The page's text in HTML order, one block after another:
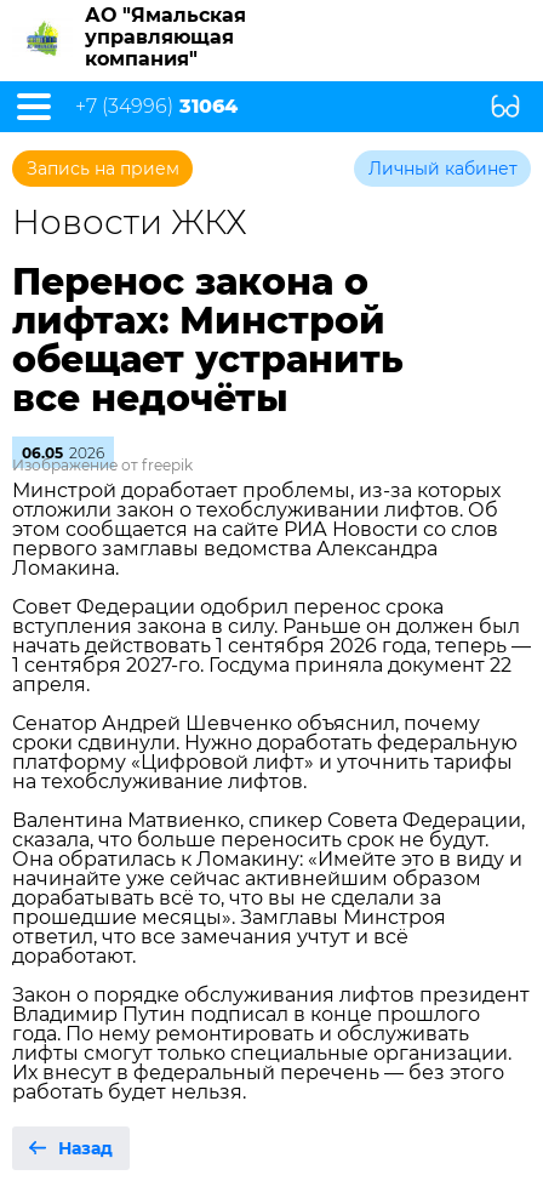
АО "Ямальская
управляющая
компания"
+7 (34996) 31064
Запись на прием Личный кабинет
Новости ЖКХ
Перенос закона о
лифтах: Минстрой
обещает устранить
все недочёты
06.05 2026
Изображение от freepik
Минстрой доработает проблемы, из‑за которых
отложили закон о техобслуживании лифтов. Об
этом сообщается на сайте РИА Новости со слов
первого замглавы ведомства Александра
Ломакина.
Совет Федерации одобрил перенос срока
вступления закона в силу. Раньше он должен был
начать действовать 1 сентября 2026 года, теперь —
1 сентября 2027‑го. Госдума приняла документ 22
апреля.
Сенатор Андрей Шевченко объяснил, почему
сроки сдвинули. Нужно доработать федеральную
платформу «Цифровой лифт» и уточнить тарифы
на техобслуживание лифтов.
Валентина Матвиенко, спикер Совета Федерации,
сказала, что больше переносить срок не будут.
Она обратилась к Ломакину: «Имейте это в виду и
начинайте уже сейчас активнейшим образом
дорабатывать всё то, что вы не сделали за
прошедшие месяцы». Замглавы Минстроя
ответил, что все замечания учтут и всё
доработают.
Закон о порядке обслуживания лифтов президент
Владимир Путин подписал в конце прошлого
года. По нему ремонтировать и обслуживать
лифты смогут только специальные организации.
Их внесут в федеральный перечень — без этого
работать будет нельзя.
Назад